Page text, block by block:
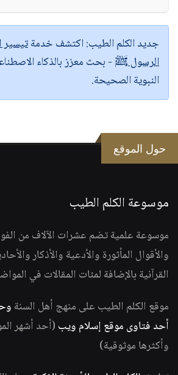
جديد الكلم الطيب:اكتشف خدمةتيسير
الرسول ﷺ - بحث معزز بالذكاء
النبوية الصحيحة.
حول الموقع
موسوعة الكلم الطيب
موسوعة علمية تضم عشرات الآلاف من
والأقوال المأثورة والأدعية والأذكار
القرآنية بالإضافة لمئات المقالات في
موقع الكلم الطيب على منهج أهل السنة
أحد فتاوى موقع إسلام ويب (أحد أشهر
وأكثرها موثوقية)